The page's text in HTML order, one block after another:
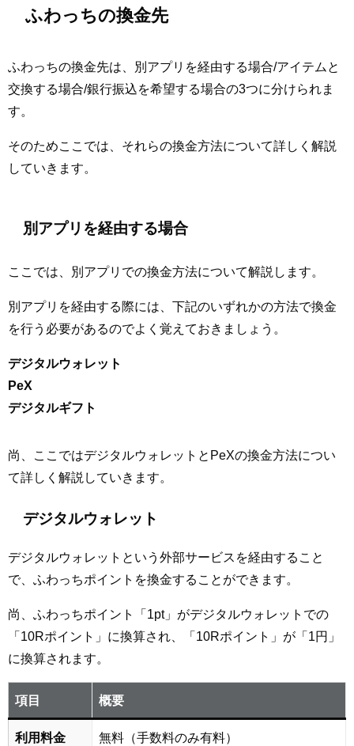
ふわっちの換金先
ふわっちの換金先は、別アプリを経由する場合/アイテムと
交換する場合/銀行振込を希望する場合の3つに分けられま
す。
そのためここでは、それらの換金方法について詳しく解説
していきます。
別アプリを経由する場合
ここでは、別アプリでの換金方法について解説します。
別アプリを経由する際には、下記のいずれかの方法で換金
を行う必要があるのでよく覚えておきましょう。
デジタルウォレット
PeX
デジタルギフト
尚、ここではデジタルウォレットとPeXの換金方法につい
て詳しく解説していきます。
デジタルウォレット
デジタルウォレットという外部サービスを経由すること
で、ふわっちポイントを換金することができます。
尚、ふわっちポイント「1pt」がデジタルウォレットでの
「10Rポイント」に換算され、「10Rポイント」が「1円」
に換算されます。
項目 概要
利用料金 無料（手数料のみ有料）